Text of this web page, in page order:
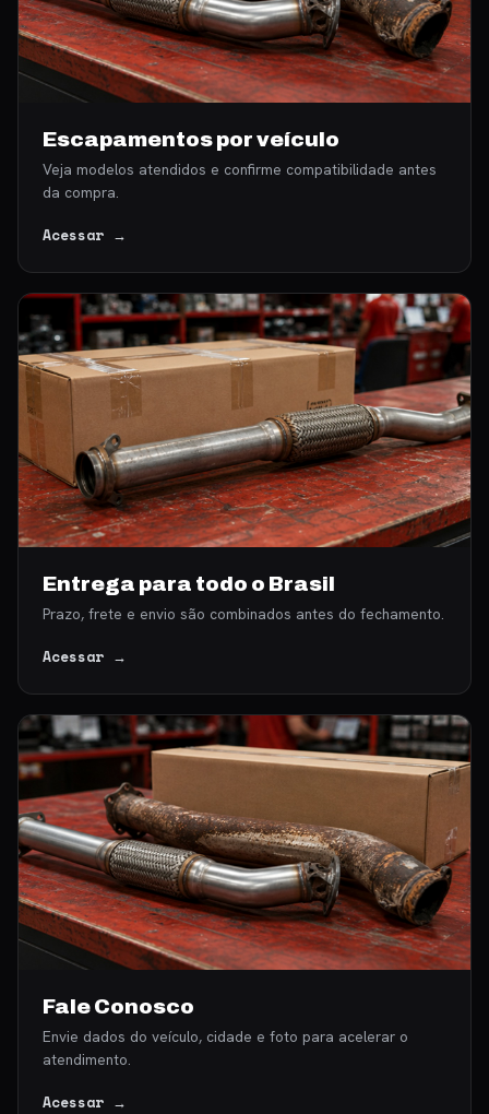
Escapamentos por veículo
Veja modelos atendidos e confirme compatibilidade antes
da compra.
Acessar →
Entrega para todo o Brasil
Prazo, frete e envio são combinados antes do fechamento.
Acessar →
Fale Conosco
Envie dados do veículo, cidade e foto para acelerar o
atendimento.
Acessar →